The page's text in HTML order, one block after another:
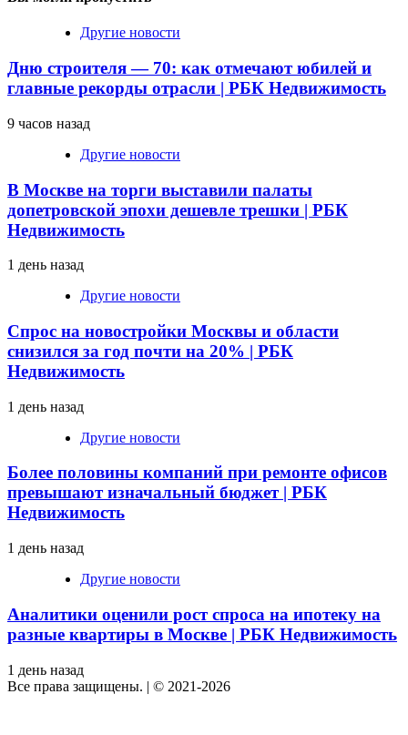
Другие новости
Дню строителя — 70: как отмечают юбилей и
главные рекорды отрасли | РБК Недвижимость
9 часов назад
Другие новости
В Москве на торги выставили палаты
допетровской эпохи дешевле трешки | РБК
Недвижимость
1 день назад
Другие новости
Спрос на новостройки Москвы и области
снизился за год почти на 20% | РБК
Недвижимость
1 день назад
Другие новости
Более половины компаний при ремонте офисов
превышают изначальный бюджет | РБК
Недвижимость
1 день назад
Другие новости
Аналитики оценили рост спроса на ипотеку на
разные квартиры в Москве | РБК Недвижимость
1 день назад
Все права защищены. | © 2021-2026